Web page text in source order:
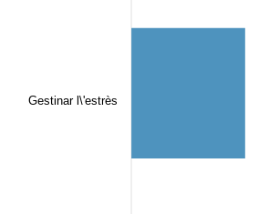
Gestinar l\'estrès